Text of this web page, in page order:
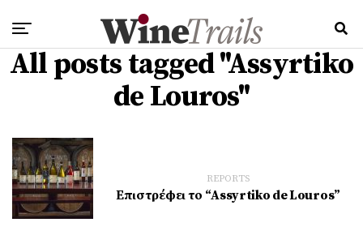
All posts tagged "Assyrtiko
de Louros"
REPORTS
Επιστρέφει το “Assyrtiko de Louros”